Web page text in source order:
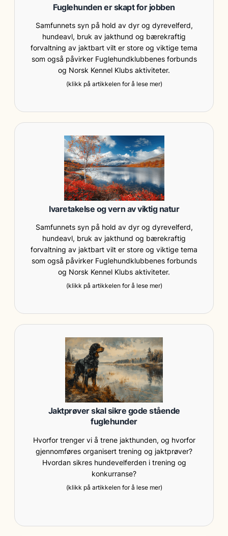
Fuglehunden er skapt for jobben
Samfunnets syn på hold av dyr og dyrevelferd,
hundeavl, bruk av jakthund og bærekraftig
forvaltning av jaktbart vilt er store og viktige tema
som også påvirker Fuglehundklubbenes forbunds
og Norsk Kennel Klubs aktiviteter.
(klikk på artikkelen for å lese mer)
Ivaretakelse og vern av viktig natur
Samfunnets syn på hold av dyr og dyrevelferd,
hundeavl, bruk av jakthund og bærekraftig
forvaltning av jaktbart vilt er store og viktige tema
som også påvirker Fuglehundklubbenes forbunds
og Norsk Kennel Klubs aktiviteter.
(klikk på artikkelen for å lese mer)
Jaktprøver skal sikre gode stående
fuglehunder
Hvorfor trenger vi å trene jakthunden, og hvorfor
gjennomføres organisert trening og jaktprøver?
Hvordan sikres hundevelferden i trening og
konkurranse?
(klikk på artikkelen for å lese mer)